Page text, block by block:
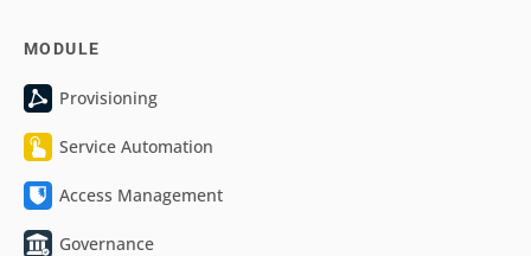
MODULE
Provisioning
Service Automation
Access Management
Governance